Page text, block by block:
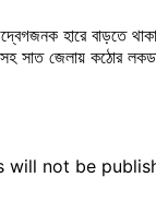
হারে বাড়তে
সাত জেলায় কঠোর
will not be